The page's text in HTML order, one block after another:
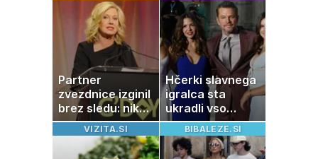
Partner
zvezdnice izginil
brez sledu: nikoli
ga niso našli,
nato je prišla še
ena tragedija
Hčerki slavnega
igralca sta
ukradli vso
pozornost
VIZITA.SI BIBALEZE.SI